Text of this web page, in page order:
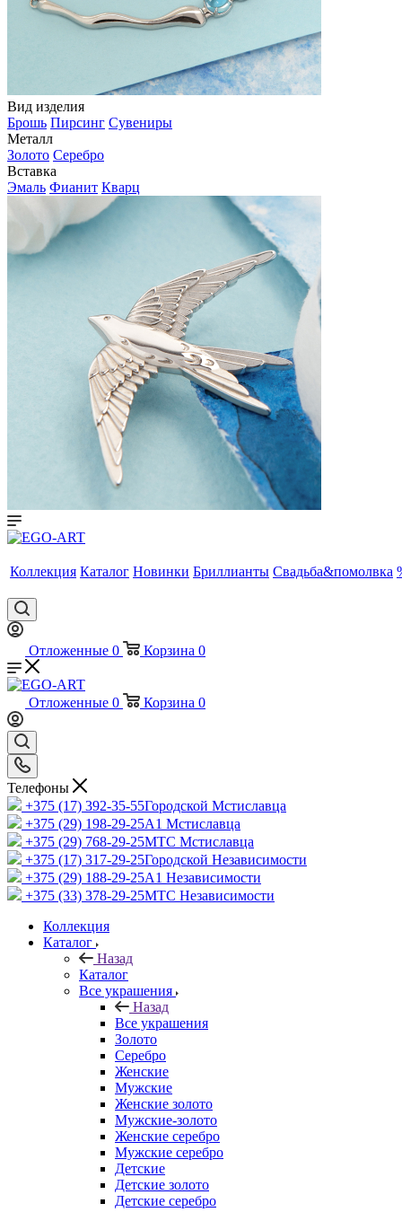
Вид изделия
Брошь Пирсинг Сувениры
Металл
Золото Серебро
Вставка
Эмаль Фианит Кварц
Коллекция Каталог Новинки Бриллианты Свадьба&помолвка
Отложенные 0 Корзина 0
Отложенные 0 Корзина 0
Телефоны
+375 (17) 392-35-55Городской Мстиславца
+375 (29) 198-29-25A1 Мстиславца
+375 (29) 768-29-25МТС Мстиславца
+375 (17) 317-29-25Городской Независимости
+375 (29) 188-29-25A1 Независимости
+375 (33) 378-29-25МТС Независимости
Коллекция
Каталог
Назад
Каталог
Все украшения
Назад
Все украшения
Золото
Серебро
Женские
Мужские
Женские золото
Мужские-золото
Женские серебро
Мужские серебро
Детские
Детские золото
Детские серебро